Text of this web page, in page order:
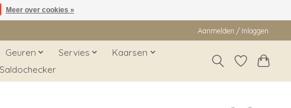
Aanmelden / Inloggen
Geuren Servies
Kaarsen
Meer over cookies »